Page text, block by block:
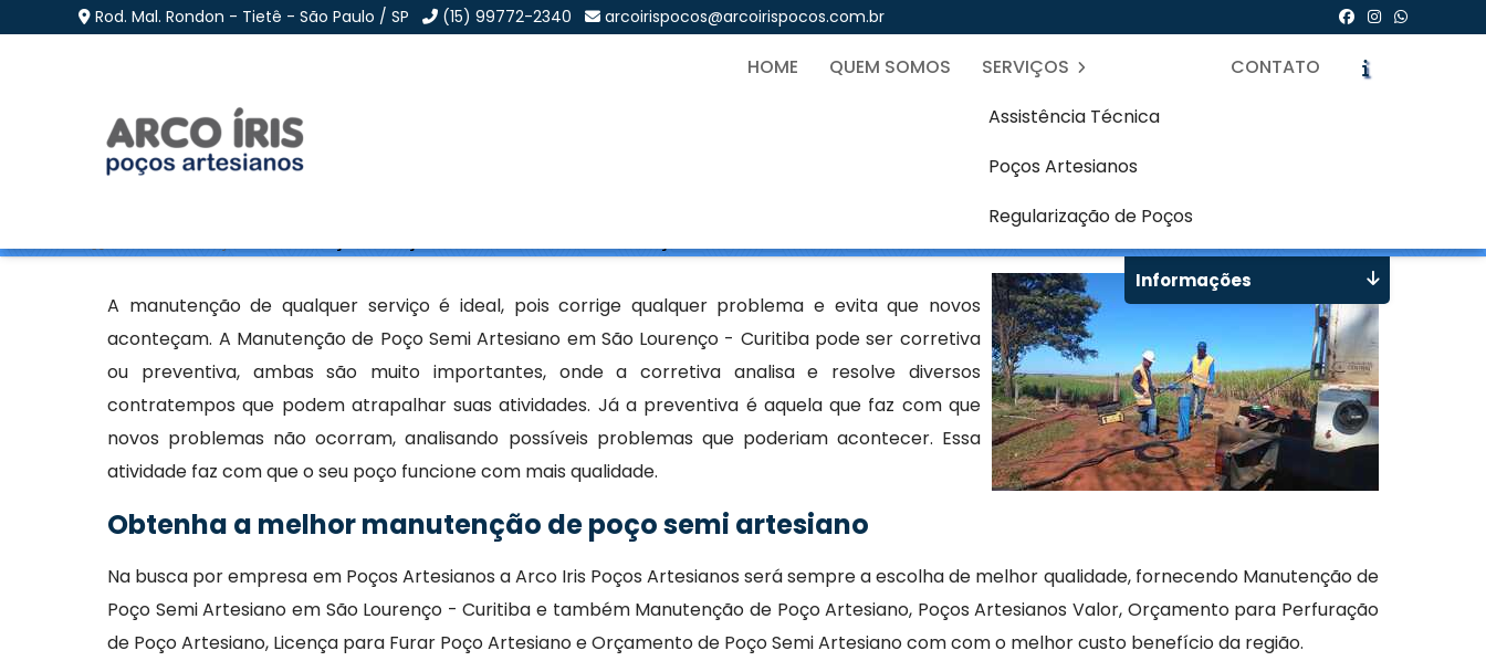
Rod. Mal. Rondon - Tietê - São Paulo / SP (15) 99772-2340 arcoirispocos@arcoirispocos.com.br
HOME QUEM SOMOS
SERVIÇOS
Assistência Técnica
Poços Artesianos
Regularização de Poços
CONTATO
Manutenção de Poço Semi Artesiano em São Lourenço - Curitiba
A manutenção de qualquer serviço é ideal, pois corrige qualquer problema e evita que novos
aconteçam. A Manutenção de Poço Semi Artesiano em São Lourenço - Curitiba pode ser corretiva
ou preventiva, ambas são muito importantes, onde a corretiva analisa e resolve diversos
contratempos que podem atrapalhar suas atividades. Já a preventiva é aquela que faz com que
novos problemas não ocorram, analisando possíveis problemas que poderiam acontecer. Essa
atividade faz com que o seu poço funcione com mais qualidade.
Obtenha a melhor manutenção de poço semi artesiano
Na busca por empresa em Poços Artesianos a Arco Iris Poços Artesianos será sempre a escolha de melhor qualidade, fornecendo Manutenção de
Poço Semi Artesiano em São Lourenço - Curitiba e também Manutenção de Poço Artesiano, Poços Artesianos Valor, Orçamento para Perfuração
de Poço Artesiano, Licença para Furar Poço Artesiano e Orçamento de Poço Semi Artesiano com com o melhor custo benefício da região.
Informações